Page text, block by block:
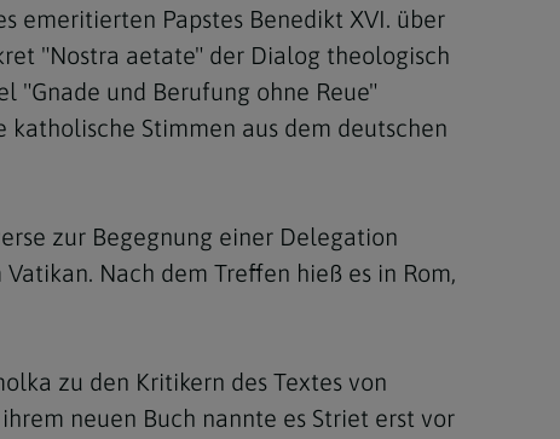
emeritierten Papstes Benedikt XVI. über
"Nostra aetate" der Dialog theologisch
"Gnade und Berufung ohne Reue"
Stimmen aus dem deutschen
zur Begegnung einer Delegation
Nach dem Treffen hieß es in Rom,
zu den Kritikern des Textes von
neuen Buch nannte es Striet erst vor